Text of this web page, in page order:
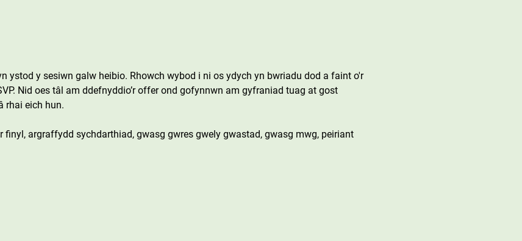
ystod y sesiwn galw heibio. Rhowch wybod i ni os ydych yn bwriadu dod a faint o'r
Nid oes tâl am ddefnyddio’r offer ond gofynnwn am gyfraniad tuag at gost
rhai eich hun.
finyl, argraffydd sychdarthiad, gwasg gwres gwely gwastad, gwasg mwg, peiriant